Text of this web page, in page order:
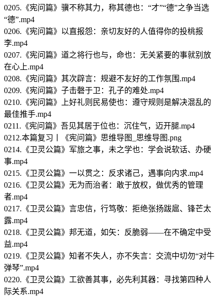
0205.《宪问篇》骥不称其力，称其德也：“才”“德”之争当选
“德”.mp4
0206.《宪问篇》以直报怨：亲切友好的人值得你的投桃报
李.mp4
0207.《宪问篇》道之将行也与，命也：无关紧要的事就别放
在心上.mp4
0208.《宪问篇》其次辟言：规避不友好的工作氛围.mp4
0209.《宪问篇》子击磬于卫：孔子的难处.mp4
0210.《宪问篇》上好礼则民易使也：遵守规则是解决混乱的
最佳推手.mp4
0211.《宪问篇》吾见其居于位也：沉住气，迈开腿.mp4
0212.本篇复习丨《宪问篇》思维导图_思维导图.png
0214.《卫灵公篇》军旅之事，未之学也：学会说软话、办硬
事.mp4
0215.《卫灵公篇》一以贯之：反求诸己，遇事向内求.mp4
0216.《卫灵公篇》无为而治者：敢于放权，做优秀的管理
者.mp4
0217.《卫灵公篇》言忠信，行笃敬：拒绝张扬跋扈、锋芒太
露.mp4
0218.《卫灵公篇》邦无道，如矢：反脆弱——在不确定中受
益.mp4
0219.《卫灵公篇》知者不失人，亦不失言：交流中切勿“对牛
弹琴”.mp4
0220.《卫灵公篇》工欲善其事，必先利其器：寻找第四种人
际关系.mp4